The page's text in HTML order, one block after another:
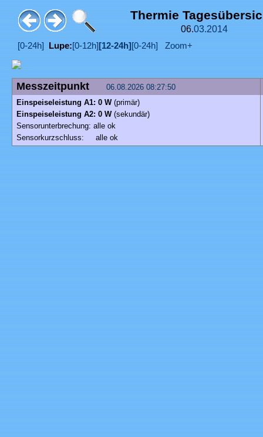
Thermie
06.03.2014
[0-24h] Lupe:[0-12h] [12-24h] [0-24h] Zoom+
Messzeitpunkt
06.08.2026 08:27:50
Einspeiseleistung A1: 0 W (primär)
Einspeiseleistung A2: 0 W(sekundär)
Sensorunterbrechung: alle ok
Sensorkurzschluss: alle ok